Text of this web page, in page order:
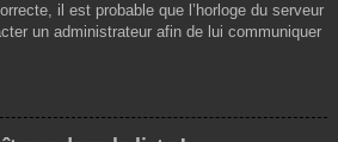
il est probable que l’horloge du serveur
un administrateur afin de lui communiquer